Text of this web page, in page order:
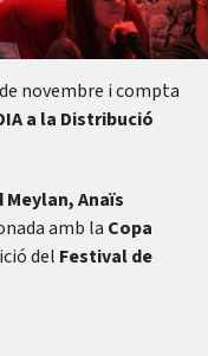
novembre i compta
a la Distribució
Meylan,Anaïs
amb la Copa
del Festival de